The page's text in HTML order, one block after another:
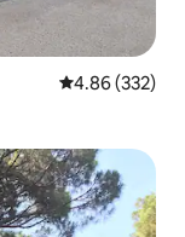
Calificación
4.86 (332)